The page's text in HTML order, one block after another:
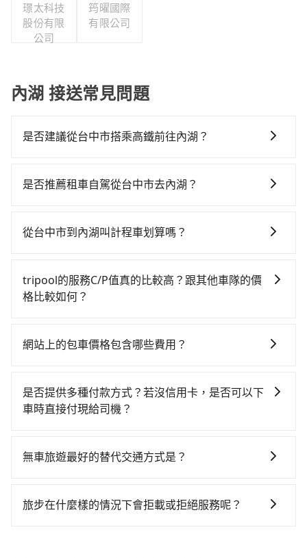
璟太科技
股份有限
公司
筠曜國際
有限公司
內湖 接送常見問題
是否建議從台中市搭乘高鐵前往內湖？
貴、費時！從最早06:05一直到23:03，台中-南港一天最
20分鐘。抵達高鐵站後，步行進站、現場購票並於月台
10分鐘出站、等待車站前排班的計程車，搭上小黃後約
花15分鐘、車費200元後，抵達台北市內湖區的目的
小黃司機不按表收費，看乘客是外地人便漫天喊價或恣
而不預約包車，不僅每人至少額外負擔170元車資，而且
更會額外浪費13分鐘在轉乘與等車上，現在還不馬上來
是否推薦租車自駕從台中市去內湖？
小。租車公司一般以天為單位計費，小轎車如Toyota
$4,500，油錢（每公里約3元）、eTag（每公里約1
元）、路邊停車（每小時約40元）、保險費、罰單另
車公司都沒法提供甲租乙還的服務，所以要不當天就需
app預約tripool的單程專車接送才是前往最便宜方便的
選擇。
從台中市到內湖叫計程車划算嗎？
灣大車隊、Uber、Line Taxi、Yoxi等，如果在路邊攔不
到車，也可考慮打電話至附近的計程車隊，如大都會衛
間，但如改預約tripool可省高達$2,700。台中市有些計
價格或服務品質上，tripool都是你從台中市到內湖的最
佳選擇。
tripool的服務C/P值真的比較高？跟其他車隊的價
格比較如何？
市場上稍具規模且合法經營的業者，有以短程與城市為
KKDAY、KLOOK、叫車吧等。tripool旅步專注在長程
單程接送與跨縣市計時包車，不論從哪邊去哪裡（當然
大多數乘客出行的最佳選擇。
網站上的包車價格包含哪些費用？
乘客險、司機小費、營業稅等，不會再有其他額外的費
用產生。
是否提供多種付款方式？若沒信用卡，是否可以下
車時直接付現給司機？
(VISA/MasterCard/JCB)、簽帳卡 (金融信用卡) 和
櫃檯繳費，或者利用 ATM 完成匯款。
無車旅遊最好的替代交通方式是？
看您旅遊的目的地而定。您可以善用大眾運輸，例如：
旅步在什麼樣的情況下會拒載或拒絕服務呢？